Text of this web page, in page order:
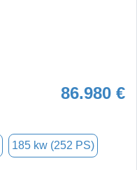
86.980 €
185 kw (252 PS)